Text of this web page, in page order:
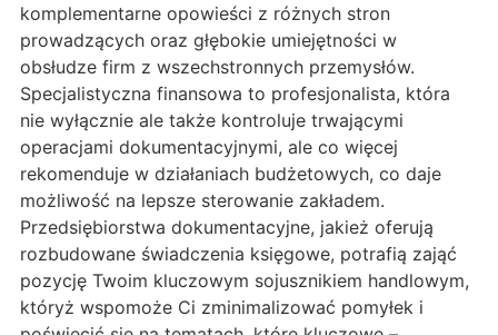
komplementarne opowieści z różnych stron
prowadzących oraz głębokie umiejętności w
obsłudze firm z wszechstronnych przemysłów.
Specjalistyczna finansowa to profesjonalista, która
nie wyłącznie ale także kontroluje trwającymi
operacjami dokumentacyjnymi, ale co więcej
rekomenduje w działaniach budżetowych, co daje
możliwość na lepsze sterowanie zakładem.
Przedsiębiorstwa dokumentacyjne, jakież oferują
rozbudowane świadczenia księgowe, potrafią zająć
pozycję Twoim kluczowym sojusznikiem handlowym,
któryż wspomoże Ci zminimalizować pomyłek i